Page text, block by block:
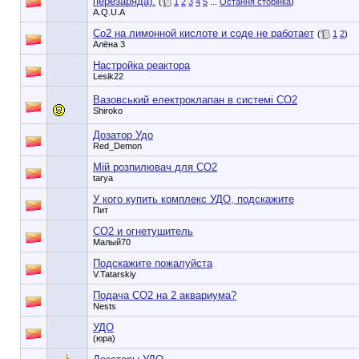
A.Q.U.A
Со2 на лимонной кислоте и соде не работает ( 1 2)
Алёна 3
Настройка реактора
Lesik22
Вазовський електроклапан в системі СО2
Shiroko
Дозатор Удо
Red_Demon
Мій розпилювач для CO2
tarya
У кого купить комплекс УДО, подскажите
Пит
СО2 и огнетушитель
Малый70
Подскажите пожалуйста
V.Tatarskiy
Подача СО2 на 2 аквариума?
Nests
УДО
(юра)